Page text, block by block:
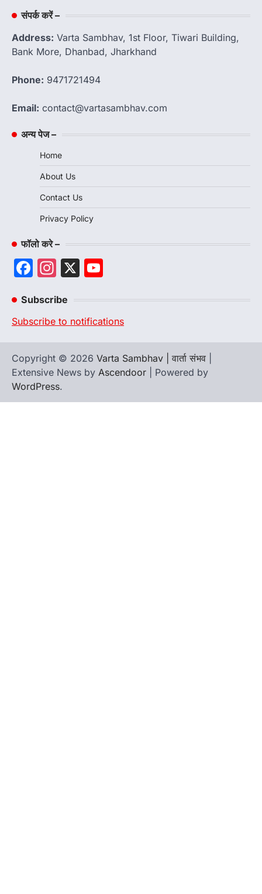
संपर्क करें –
Address: Varta Sambhav, 1st Floor, Tiwari Building,
Bank More, Dhanbad, Jharkhand
Phone: 9471721494
Email: contact@vartasambhav.com
अन्य पेज –
Home
About Us
Contact Us
Privacy Policy
फॉलो करे –
Facebook
Instagram
X
Subscribe
Subscribe to notifications
Copyright © 2026 Varta Sambhav | वार्ता संभव
Extensive News by Ascendoor | Powered by
WordPress.